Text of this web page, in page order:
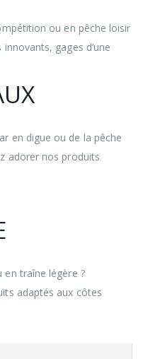
ou en pêche loisir
gages d’une
en digue ou de la pêche
adorer nos produits
en traîne légère ?
adaptés aux côtes